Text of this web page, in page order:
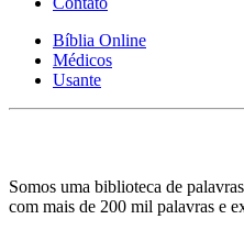
Bíblia Online
Médicos
Usante
Somos uma biblioteca de
com mais de 200 mil palavras e